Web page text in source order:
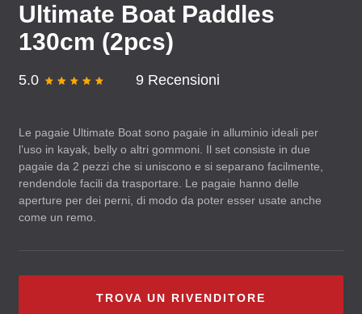
Ultimate Boat Paddles
130cm (2pcs)
5.0 9 Recensioni
Le pagaie Ultimate Boat sono pagaie in alluminio ideali per
l’uso in kayak, belly o altri gommoni. Il set consiste in due
pagaie da 2 pezzi che si uniscono e si separano facilmente,
rendendole facili da trasportare. Le pagaie hanno delle
aperture per dei perni, di modo da poter esser usate anche
come un remo.
TROVA UN RIVENDITORE